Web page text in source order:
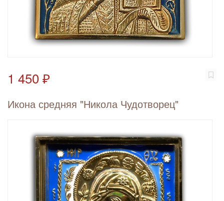
1 450 ₽
Икона средняя "Никола Чудотворец"